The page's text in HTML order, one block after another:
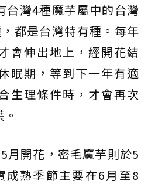
台灣4種魔芋屬中的台灣
都是台灣特有種。每年
會伸出地上，經開花結
眠期，等到下一年有適
生理條件時，才會再次
月開花，密毛魔芋則於5
成熟季節主要在6月至8